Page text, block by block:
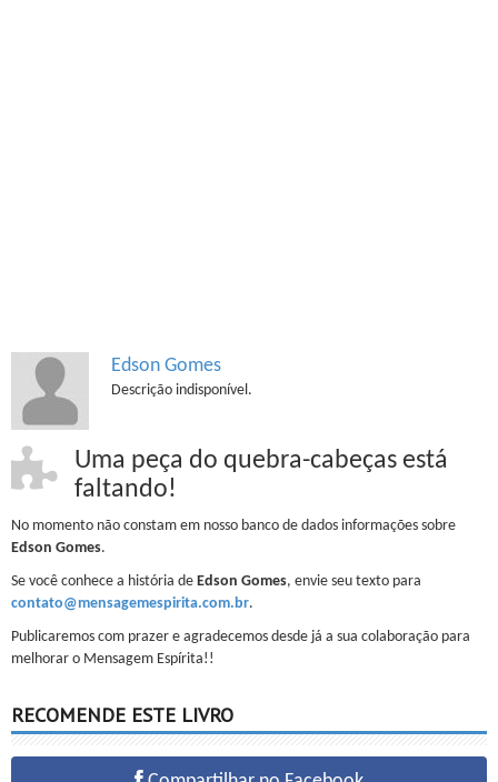
Edson Gomes
Descrição indisponível.
Uma peça do quebra-cabeças está
faltando!
No momento não constam em nosso banco de dados informações sobre
Edson Gomes.
Se você conhece a história de Edson Gomes, envie seu texto para
contato@mensagemespirita.com.br.
Publicaremos com prazer e agradecemos desde já a sua colaboração para
melhorar o Mensagem Espírita!!
RECOMENDE ESTE LIVRO